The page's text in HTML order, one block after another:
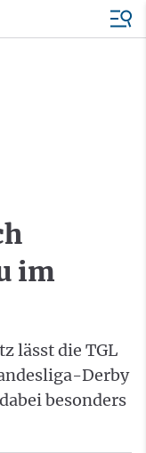
im
lässt die TGL
Derby
besonders